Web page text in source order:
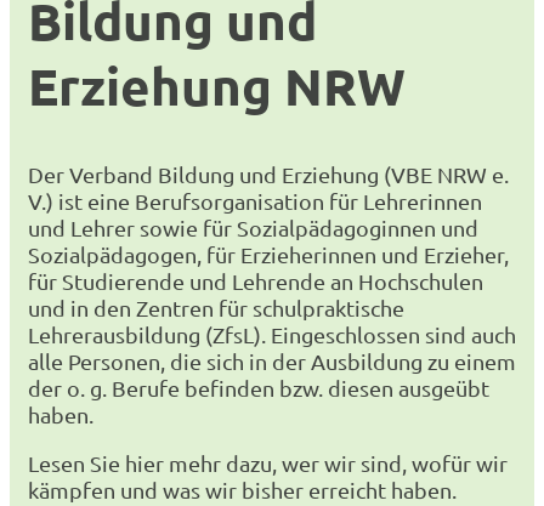
Bildung und
Erziehung NRW
Der Verband Bildung und Erziehung (VBE NRW e.
V.) ist eine Berufsorganisation für Lehrerinnen
und Lehrer sowie für Sozialpädagoginnen und
Sozialpädagogen, für Erzieherinnen und Erzieher,
für Studierende und Lehrende an Hochschulen
und in den Zentren für schulpraktische
Lehrerausbildung (ZfsL). Eingeschlossen sind auch
alle Personen, die sich in der Ausbildung zu einem
der o. g. Berufe befinden bzw. diesen ausgeübt
haben.
Lesen Sie hier mehr dazu, wer wir sind, wofür wir
kämpfen und was wir bisher erreicht haben.